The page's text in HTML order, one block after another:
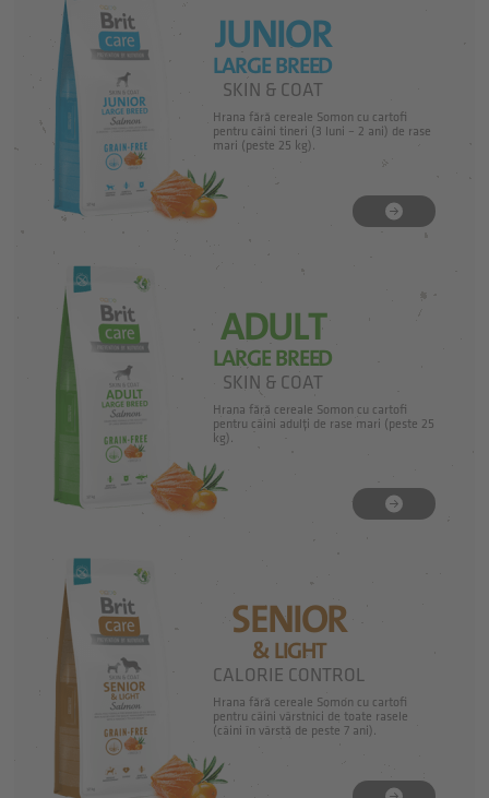
JUNIOR
LARGE BREED
SKIN & COAT
Hrana fără cereale Somon cu cartofi
pentru câini tineri (3 luni – 2 ani) de rase
mari (peste 25 kg).
ADULT
LARGE BREED
SKIN & COAT
Hrana fără cereale Somon cu cartofi
pentru câini adulți de rase mari (peste 25
kg).
SENIOR
& LIGHT
CALORIE CONTROL
Hrana fără cereale Somon cu cartofi
pentru câini vârstnici de toate rasele
(câini în vârstă de peste 7 ani).